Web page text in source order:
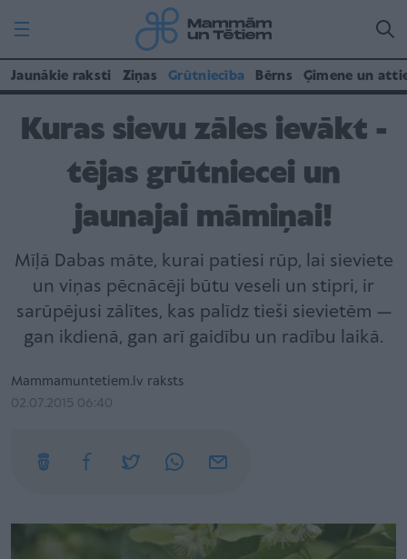
Jaunākie raksti Ziņas Grūtniecība Bērns Ģimene un
Kuras sievu zāles ievākt -
tējas grūtniecei un
jaunajai māmiņai!
Mīļā Dabas māte, kurai patiesi rūp, lai sieviete
un viņas pēcnācēji būtu veseli un stipri, ir
sarūpējusi zālītes, kas palīdz tieši sievietēm —
gan ikdienā, gan arī gaidību un radību laikā.
Mammamuntetiem.lv raksts
02.07.2015 06:40